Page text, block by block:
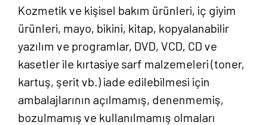
Kozmetik ve kişisel bakım ürünleri, iç giyim
ürünleri, mayo, bikini, kitap, kopyalanabilir
yazılım ve programlar, DVD, VCD, CD ve
kasetler ile kırtasiye sarf malzemeleri (toner,
kartuş, şerit vb.) iade edilebilmesi için
ambalajlarının açılmamış, denenmemiş,
bozulmamış ve kullanılmamış olmaları